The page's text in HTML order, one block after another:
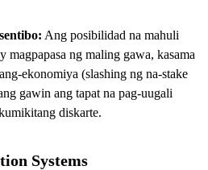
Ang posibilidad na mahuli
magpapasa ng maling gawa, kasama
ekonomiya (slashing ng na-stake
gawin ang tapat na pag-uugali
diskarte.
Systems